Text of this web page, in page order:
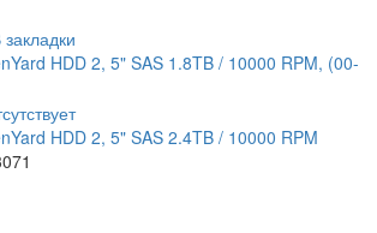
закладки
HDD 2, 5" SAS 1.8TB / 10000 RPM, (00-
HDD 2, 5" SAS 2.4TB / 10000 RPM